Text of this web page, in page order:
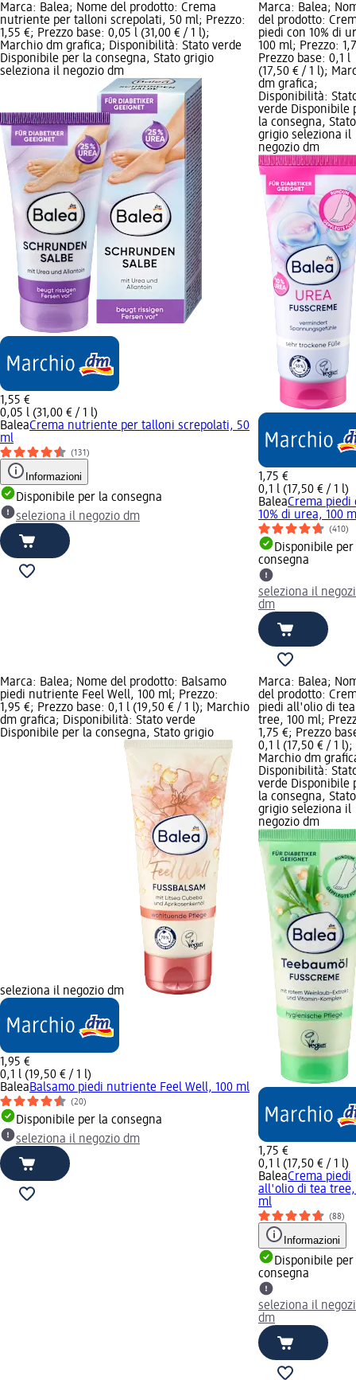
Marca: Balea; Nome del prodotto: Crema
nutriente per talloni screpolati, 50 ml; Prezzo:
1,55 €; Prezzo base: 0,05 l (31,00 € / 1 l);
Marchio dm grafica; Disponibilità: Stato verde
Disponibile per la consegna, Stato grigio
seleziona il negozio dm
1,55 €
0,05 l (31,00 € / 1 l)
BaleaCrema nutriente per talloni screpolati, 50
ml
(131)
Informazioni
Disponibile per la consegna
seleziona il negozio dm
Marca: Balea;
del prodotto:
piedi con 10% di
100 ml; Prezzo:
Prezzo base: 0,1 l
(17,50 € / 1 l);
dm grafica;
Disponibilità:
verde Disponibile
la consegna, Stato
grigio seleziona il
negozio dm
1,75 €
0,1 l (17,50 € / 1 l)
BaleaCrema piedi
10% di urea, 100
(410)
Disponibile per
consegna
seleziona il
dm
Marca: Balea; Nome del prodotto: Balsamo
piedi nutriente Feel Well, 100 ml; Prezzo:
1,95 €; Prezzo base: 0,1 l (19,50 € / 1 l); Marchio
dm grafica; Disponibilità: Stato verde
Disponibile per la consegna, Stato grigio
seleziona il negozio dm
1,95 €
0,1 l (19,50 € / 1 l)
BaleaBalsamo piedi nutriente Feel Well, 100 ml
(20)
Disponibile per la consegna
seleziona il negozio dm
Marca: Balea;
del prodotto:
piedi all'olio di tea
tree, 100 ml;
1,75 €; Prezzo
0,1 l (17,50 € / 1 l);
Marchio dm
Disponibilità:
verde Disponibile
la consegna, Stato
grigio seleziona il
negozio dm
1,75 €
0,1 l (17,50 € / 1 l)
BaleaCrema piedi
all'olio di tea tree,
ml
(88)
Informazioni
Disponibile per
consegna
seleziona il
dm